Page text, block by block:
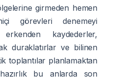
girmeden hemen
görevleri denemeyi
erkenden kaydederler,
duraklatırlar ve bilinen
toplantılar planlamaktan
hazırlık bu anlarda son